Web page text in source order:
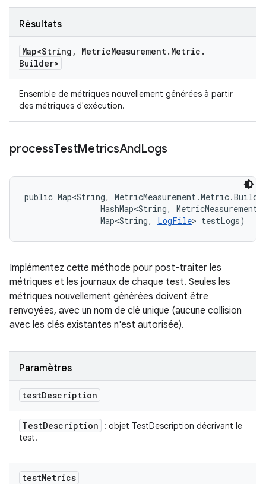
Résultats
Map<String , MetricMeasurement. Metric .
Builder>
Ensemble de métriques nouvellement générées à partir
des métriques d'exécution.
processTestMetricsAndLogs
public Map<String,
HashMap<String,
                Map<String,
LogFile> testLogs)
Implémentez cette méthode pour post-traiter les
métriques et les journaux de chaque test. Seules les
métriques nouvellement générées doivent être
renvoyées, avec un nom de clé unique (aucune collision
avec les clés existantes n'est autorisée).
Paramètres
testDescription
TestDescription
: objet TestDescription décrivant le
test.
testMetrics